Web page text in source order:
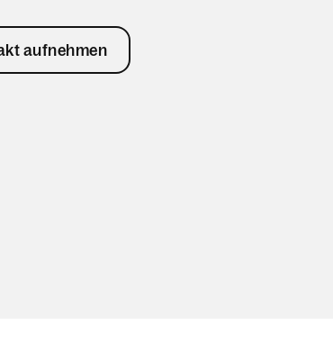
aufnehmen